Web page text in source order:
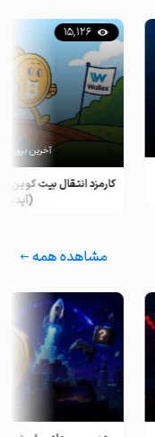
کارمزد انتقال بیت کوین
(آپدیت ۲۰۲۵)
15,126
آخرین
مشاهده همه